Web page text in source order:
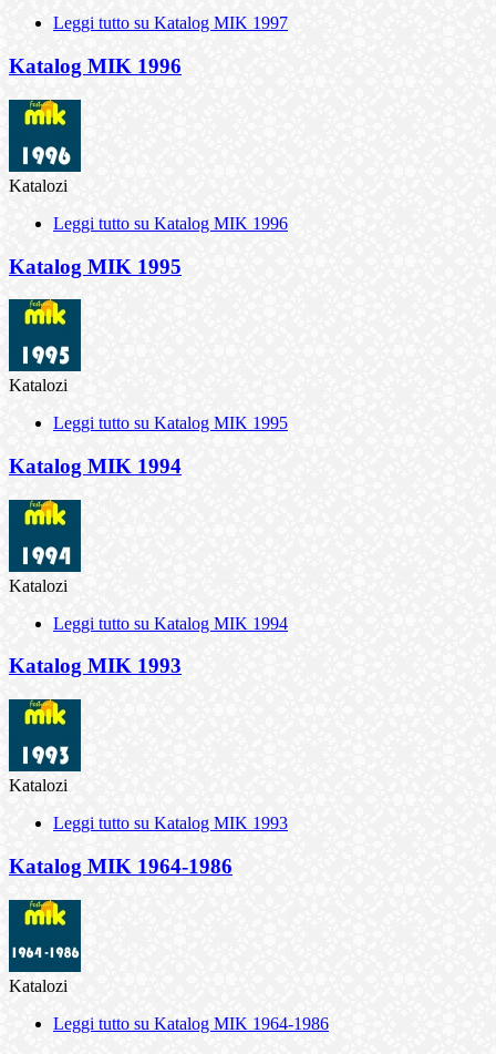
Leggi tutto su Katalog MIK 1997
Katalog MIK 1996
Katalozi
Leggi tutto su Katalog MIK 1996
Katalog MIK 1995
Katalozi
Leggi tutto su Katalog MIK 1995
Katalog MIK 1994
Katalozi
Leggi tutto su Katalog MIK 1994
Katalog MIK 1993
Katalozi
Leggi tutto su Katalog MIK 1993
Katalog MIK 1964-1986
Katalozi
Leggi tutto su Katalog MIK 1964-1986